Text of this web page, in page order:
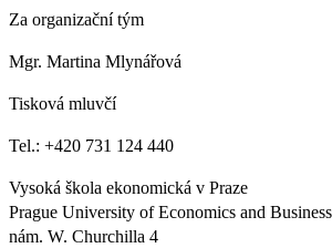
Za organizační tým
Mgr. Martina Mlynářová
Tisková mluvčí
Tel.: +420 731 124 440
Vysoká škola ekonomická v Praze
Prague University of Economics and Business
nám. W. Churchilla 4